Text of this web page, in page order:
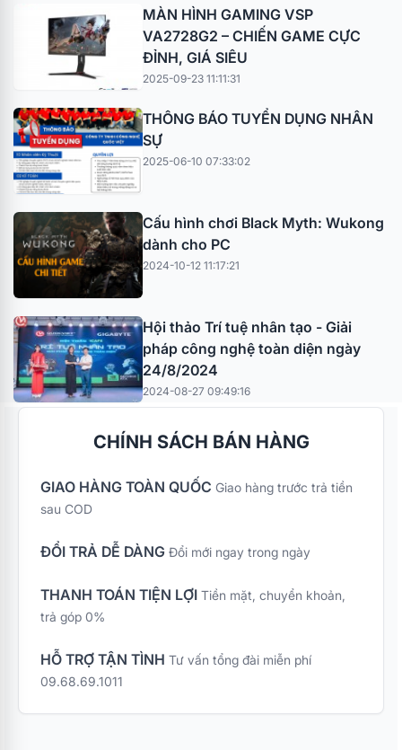
MÀN HÌNH GAMING VSP
VA2728G2 – CHIẾN GAME CỰC
ĐỈNH, GIÁ SIÊU
2025-09-23 11:11:31
THÔNG BÁO TUYỂN DỤNG NHÂN
SỰ
2025-06-10 07:33:02
Cấu hình chơi Black Myth: Wukong
dành cho PC
2024-10-12 11:17:21
Hội thảo Trí tuệ nhân tạo - Giải
pháp công nghệ toàn diện ngày
24/8/2024
2024-08-27 09:49:16
CHÍNH SÁCH BÁN HÀNG
GIAO HÀNG TOÀN QUỐC Giao hàng trước trả tiền
sau COD
ĐỔI TRẢ DỄ DÀNG Đổi mới ngay trong ngày
THANH TOÁN TIỆN LỢI Tiền mặt, chuyển khoản,
trả góp 0%
HỖ TRỢ TẬN TÌNH Tư vấn tổng đài miễn phí
09.68.69.1011